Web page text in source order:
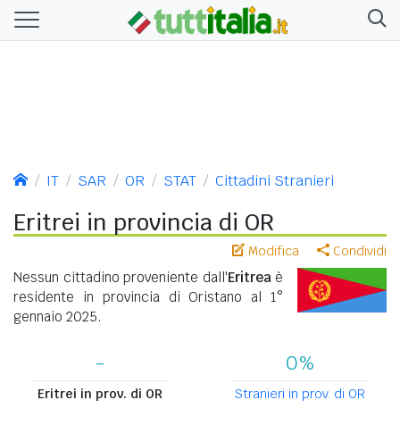
IT SAR OR STAT Cittadini Stranieri
Eritrei in provincia di OR
Modifica Condividi
Nessun cittadino proveniente dall'Eritrea è
residente in provincia di Oristano al 1°
gennaio 2025.
-
Eritrei in prov. di OR
0%
Stranieri in prov. di OR